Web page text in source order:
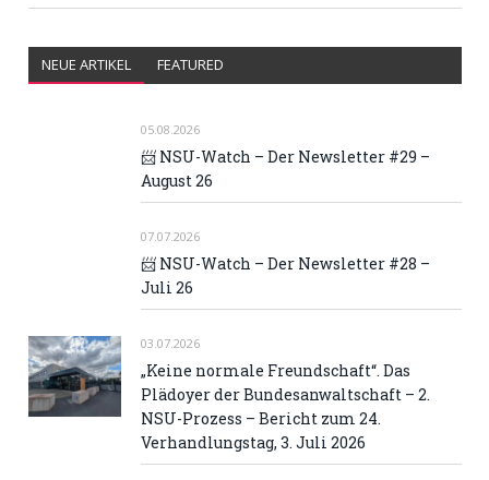
NEUE ARTIKEL FEATURED
05.08.2026
📨 NSU-Watch – Der Newsletter #29 –
August 26
07.07.2026
📨 NSU-Watch – Der Newsletter #28 –
Juli 26
03.07.2026
„Keine normale Freundschaft“. Das
Plädoyer der Bundesanwaltschaft – 2.
NSU-Prozess – Bericht zum 24.
Verhandlungstag, 3. Juli 2026